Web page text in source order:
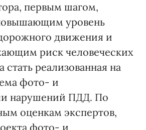
первым шагом,
уровень
движения и
риск человеческих
стать реализованная на
фото- и
нарушений ПДД. По
оценкам экспертов,
фото- и